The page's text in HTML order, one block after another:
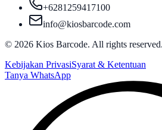
+6281259417100
info@kiosbarcode.com
© 2026 Kios Barcode. All rights reserved.
Kebijakan PrivasiSyarat & Ketentuan
Tanya WhatsApp